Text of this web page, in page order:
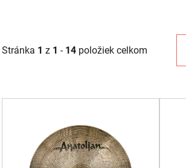
Stránka 1 z 1 - 14 položiek celkom
V